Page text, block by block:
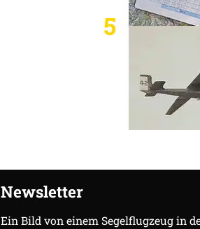
5
Newsletter
Ein Bild von einem Segelflugzeug in